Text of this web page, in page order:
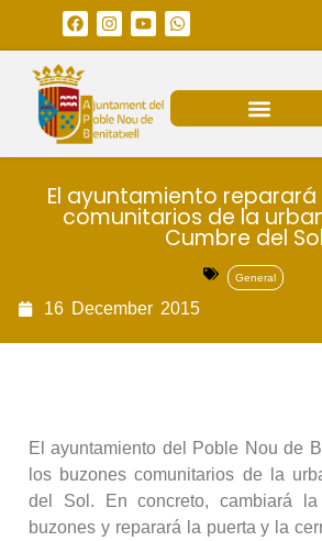
El ayuntamiento reparará
comunitarios de la
Cumbre del
General
16 December 2015
El ayuntamiento del Poble Nou de
los buzones comunitarios de la
del Sol. En concreto, cambiará
buzones y reparará la puerta y la